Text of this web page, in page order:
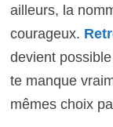
ailleurs, la
courageux.
devient
te manque
mêmes choix